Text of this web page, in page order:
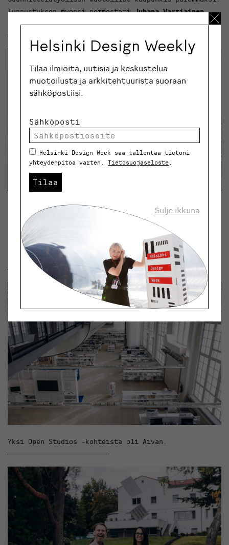
Tunnustuksen myönsi pormestariJuhana Vartiainen.
Voit tavata Päivin täällä.
Open Studios avasi työhuoneiden ovet ennätysmäärälle
uteliaita: kierroksille osallistui 250
kaupunkilaista! Kohteina oli parikymmentä luovaa
studiota ympäri kaupunkia. Kierrokset huipentuivat
perjantaina klubi-iltaan Kaikussa Kalliossa.
Yksi Open Studios -kohteista oli Aivan.
Helsinki Design Weekly
Tilaa ilmiöitä, uutisia ja keskustelua
muotoilusta ja arkkitehtuurista suoraan
sähköpostiisi.
Sähköposti
Helsinki Design Week saa tallentaa tietoni
yhteydenpitoa varten. Tietosuojaseloste
Tilaa
Sulje ikkuna